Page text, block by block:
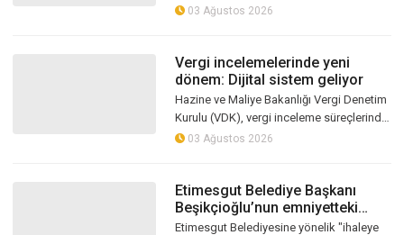
Küçükkaya, Alikahya’da İZAYDAŞ’a ait
03 Ağustos 2026
Vergi incelemelerinde yeni
dönem: Dijital sistem geliyor
Hazine ve Maliye Bakanlığı Vergi Denetim
Kurulu (VDK), vergi inceleme süreçlerinde
dijitalleşmeyi artıracak yeni uygulamayı
03 Ağustos 2026
Etimesgut Belediye Başkanı
Beşikçioğlu’nun emniyetteki
ifadesi ortaya çıktı
Etimesgut Belediyesine yönelik "ihaleye